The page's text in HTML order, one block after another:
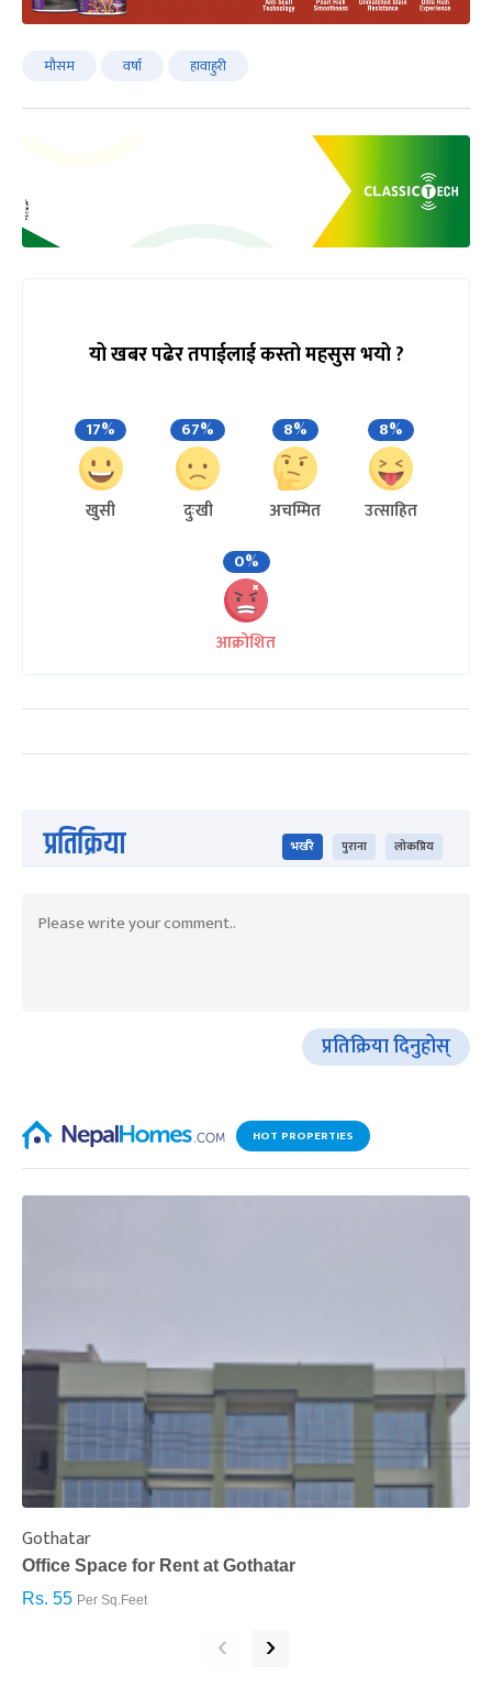
मौसम वर्षा हावाहुरी
यो खबर पढेर तपाईलाई कस्तो महसुस भयो ?
17%
खुसी
67%
दुःखी
8%
अचम्मित
8%
उत्साहित
0%
आक्रोशित
प्रतिक्रिया भर्खरै पुराना लोकप्रिय
प्रतिक्रिया दिनुहोस्
HOT PROPERTIES
Gothatar
Office Space for Rent at Gothatar
Rs. 55 Per Sq.Feet
‹ ›